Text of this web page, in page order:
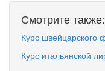
Смотрите также:
Курс швейцарского
Курс итальянской